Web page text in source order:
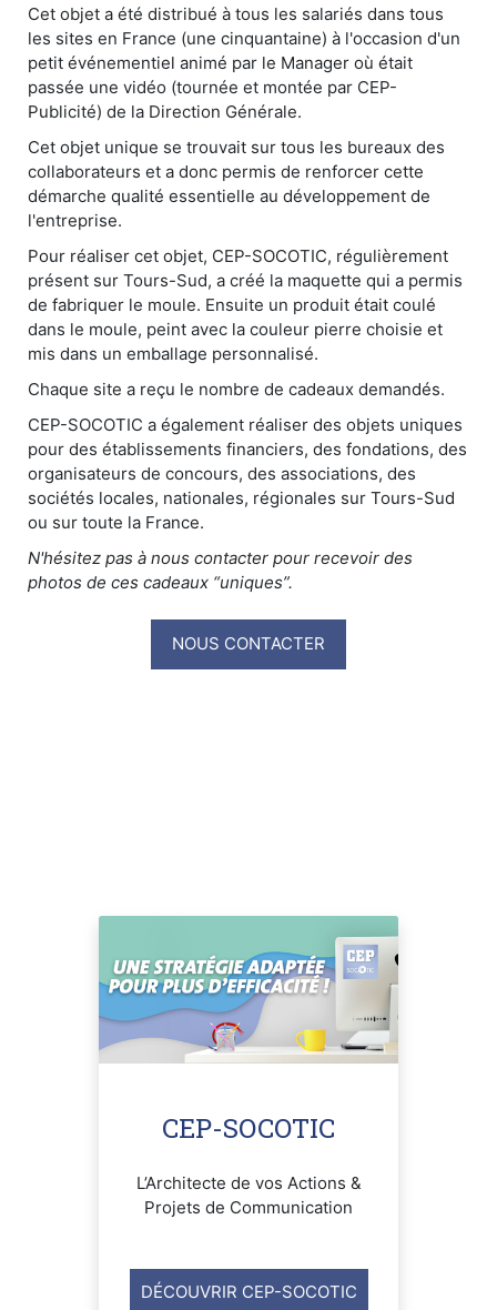
Cet objet a été distribué à tous les salariés dans tous
les sites en France (une cinquantaine) à l'occasion d'un
petit événementiel animé par le Manager où était
passée une vidéo (tournée et montée par CEP-
Publicité) de la Direction Générale.
Cet objet unique se trouvait sur tous les bureaux des
collaborateurs et a donc permis de renforcer cette
démarche qualité essentielle au développement de
l'entreprise.
Pour réaliser cet objet, CEP-SOCOTIC, régulièrement
présent sur Tours-Sud, a créé la maquette qui a permis
de fabriquer le moule. Ensuite un produit était coulé
dans le moule, peint avec la couleur pierre choisie et
mis dans un emballage personnalisé.
Chaque site a reçu le nombre de cadeaux demandés.
CEP-SOCOTIC a également réaliser des objets uniques
pour des établissements financiers, des fondations, des
organisateurs de concours, des associations, des
sociétés locales, nationales, régionales sur Tours-Sud
ou sur toute la France.
N'hésitez pas à nous contacter pour recevoir des
photos de ces cadeaux “uniques”.
NOUS CONTACTER
CEP-SOCOTIC
L’Architecte de vos Actions &
Projets de Communication
DÉCOUVRIR CEP-SOCOTIC